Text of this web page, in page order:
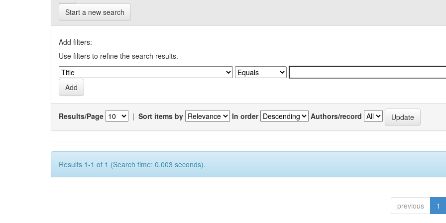
Start a new search
Add filters:
Use filters to refine the search results.
Results/Page | Sort items by In order Authors/record
Results 1-1 of 1 (Search time: 0.003 seconds).
previous 1